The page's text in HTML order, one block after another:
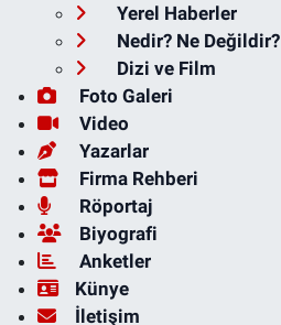
Yerel Haberler
Nedir? Ne Değildir?
Dizi ve Film
Foto Galeri
Video
Yazarlar
Firma Rehberi
Röportaj
Biyografi
Anketler
Künye
İletişim